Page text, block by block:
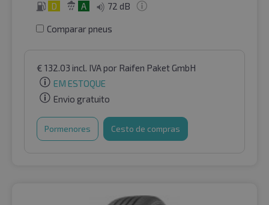
D A 72 dB
Comparar pneus
€ 132.03 incl. IVApor Raifen Paket GmbH
EM ESTOQUE
Envio gratuito
Pormenores Cesto de compras